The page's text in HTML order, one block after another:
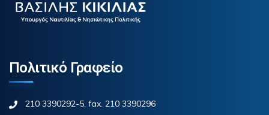
Πολιτικό Γραφείο
210 3390292-5, fax. 210 3390296